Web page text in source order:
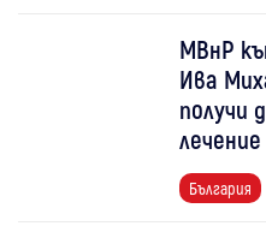
МВнР
Ива
получи
лечение
България